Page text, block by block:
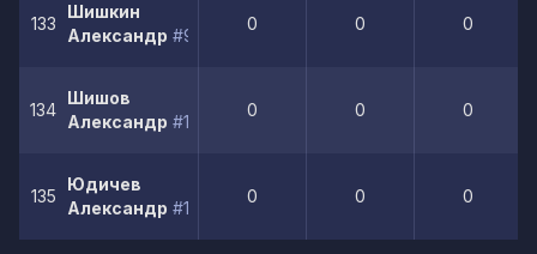
133
Шишкин
Александр #9
0 0 0
134
Шишов
Александр #17
0 0 0
135
Юдичев
Александр #12
0 0 0